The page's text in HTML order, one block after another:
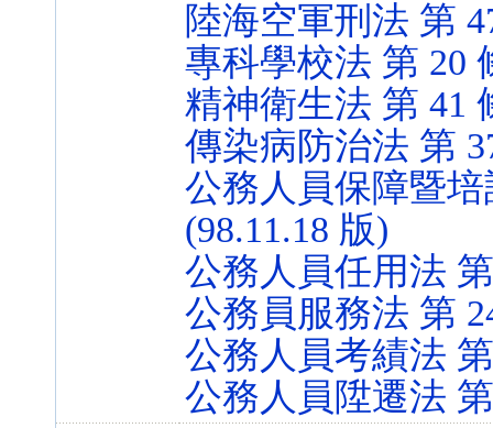
陸海空軍刑法 第
專科學校法 第 20
精神衛生法 第 41
傳染病防治法 第
公務人員保障暨
(98.11.18 版)
公務人員任用法
公務員服務法 第
公務人員考績法
公務人員陞遷法